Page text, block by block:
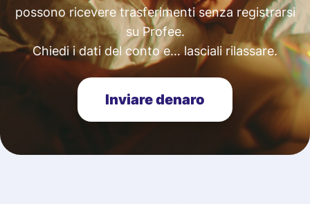
possono ricevere trasferimenti senza registrarsi
su Profee.
Chiedi i dati del conto e… lasciali rilassare.
Inviare denaro